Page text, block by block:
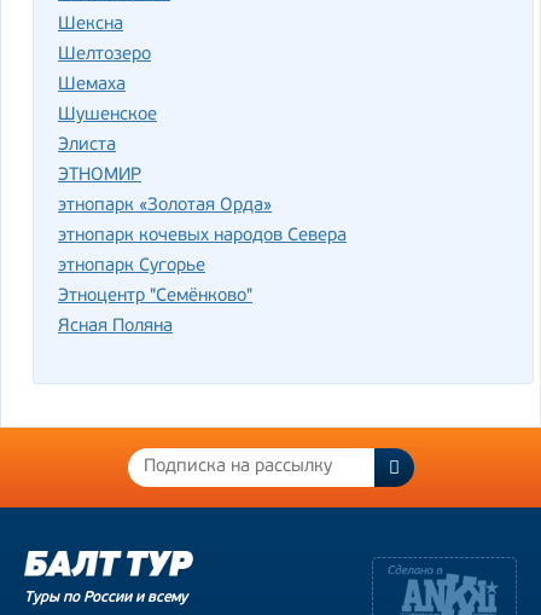
Шексна
Шелтозеро
Шемаха
Шушенское
Элиста
ЭТНОМИР
этнопарк «Золотая Орда»
этнопарк кочевых народов Севера
этнопарк Сугорье
Этноцентр "Семёнково"
Ясная Поляна
Туры по России и всему